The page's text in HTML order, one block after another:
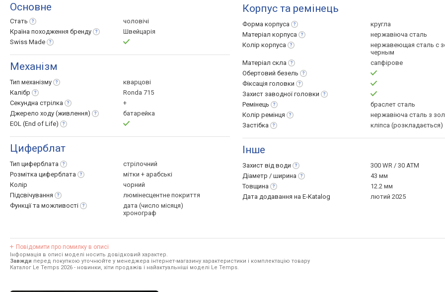
Основне
Стать
чоловічі
Країна походження бренду
Швейцарія
Swiss Made
Механізм
Тип механізму
кварцові
Калібр
Ronda 715
Секундна стрілка
+
Джерело ходу (живлення)
батарейка
EOL (End of Life)
Циферблат
Тип циферблата
стрілочний
Розмітка циферблата
мітки + арабські
Колір
чорний
Підсвічування
люмінесцентне покриття
Функції та можливості
дата (число місяця)
хронограф
Корпус та ремінець
Форма корпуса
кругла
Матеріал корпуса
нержавіюча сталь
Колір корпуса
нержавеющая сталь с
черным
Матеріал скла
сапфірове
Обертовий безель
Фіксація головки
Захист заводноїголовки
Ремінець
браслет сталь
Колір ремінця
нержавіюча сталь з
Застібка
кліпса (розкладається)
Інше
Захист від води
300 WR / 30 ATM
Діаметр / ширина
43 мм
Товщина
12.2 мм
Дата додавання на E-Katalog
лютий 2025
Повідомити про помилку в описі
Інформація в описі моделі носить довідковий характер.
Завжди перед покупкою уточнюйте у менеджера інтернет-магазину характеристики і комплектацію товару
Каталог Le Temps 2026 - новинки, хіти продажів і найактуальніші моделі Le Temps.